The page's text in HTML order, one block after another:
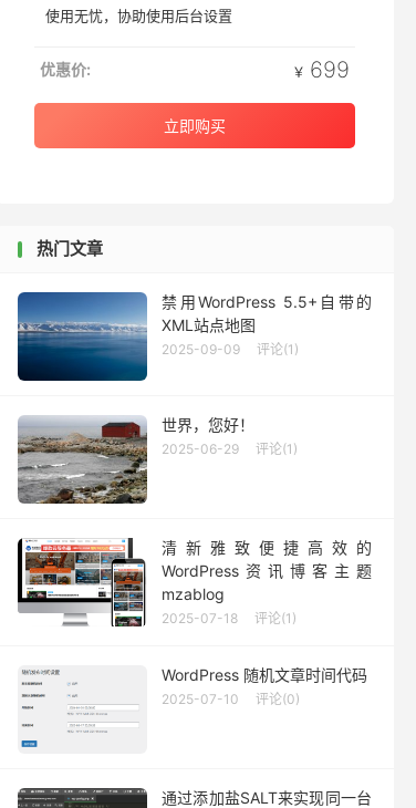
使用无忧，协助使用后台设置
￥ 699
优惠价:
立即购买
热门文章
禁用WordPress 5.5+自带的
XML站点地图
2025-09-09 评论(1)
世界，您好！
2025-06-29 评论(1)
清新雅致便捷高效的
WordPress资讯博客主题
mzablog
2025-07-18 评论(1)
WordPress 随机文章时间代码
2025-07-10 评论(0)
通过添加盐SALT来实现同一台